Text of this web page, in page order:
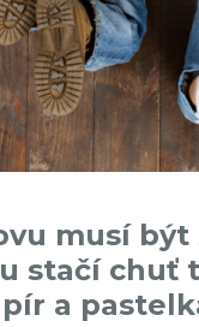
musí
stačí chuť
a